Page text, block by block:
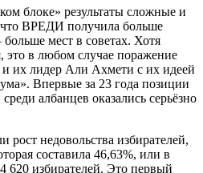
блоке» результаты сложные и
ВРЕДИ получила больше
мест в советах. Хотя
это в любом случае поражение
их лидер Али Ахмети с их идеей
Впервые за 23 года позиции
албанцев оказались серьёзно
рост недовольства избирателей,
составила 46,63%, или в
620 избирателей. Это первый